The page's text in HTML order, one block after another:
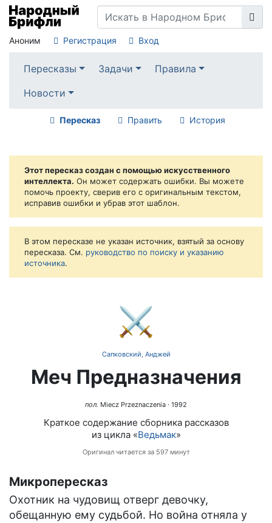
Аноним Регистрация Вход
Пересказы Задачи
Правила
Новости
Пересказ Править История
Этот пересказ создан с помощью искусственного
интеллекта. Он может содержать ошибки. Вы можете
помочь проекту, сверив его с оригинальным текстом,
исправив ошибки и убрав этот шаблон.
В этом пересказе не указан источник, взятый за основу
пересказа. См. руководство по поиску и указанию
источника.
⚔️
Сапковский, Анджей
Меч Предназначения
пол. Miecz Przeznaczenia · 1992
Краткое содержание сборника рассказов
из цикла «Ведьмак»
Оригинал читается за 597 минут
Микропересказ
Охотник на чудовищ отверг девочку,
обещанную ему судьбой. Но война отняла у